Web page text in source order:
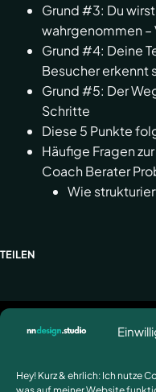
Hey! Kurz & ehrlich: Ich nutze
Grund #3: Du
wahrgenommen –
Grund #4: Deine
Besucher erkennt
Grund #5: Der
Schritte
Diese 5 Punkte
Häufige Fragen
Coach Berater
Wie
TEILEN